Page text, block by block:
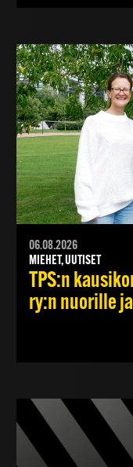
06.08.2026
MIEHET, UUTISET
TPS:n
ry:n nuorille